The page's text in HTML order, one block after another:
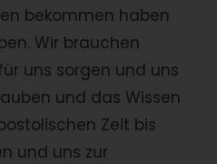
bekommen haben
Wir brauchen
uns sorgen und uns
und das Wissen
Zeit bis
und uns zur